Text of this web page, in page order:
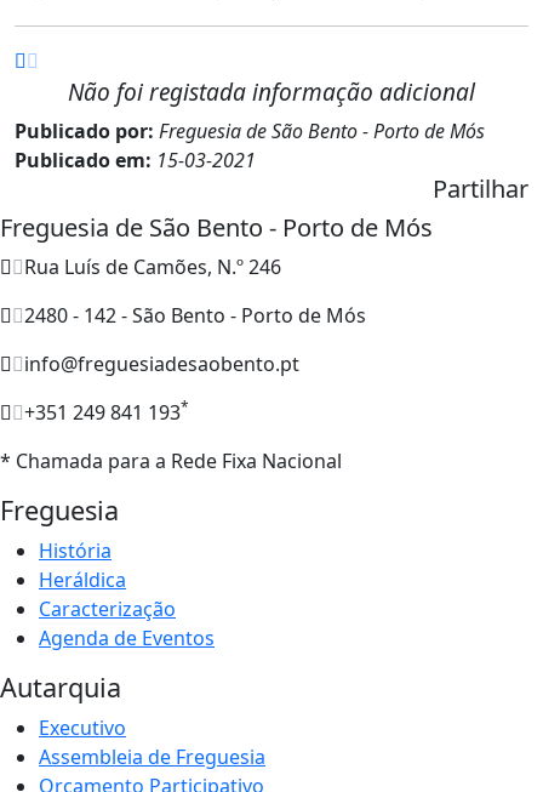
Não foi registada informação adicional
Publicado por: Freguesia de São Bento - Porto de Mós
Publicado em: 15-03-2021
Partilhar
Freguesia de São Bento - Porto de Mós
Rua Luís de Camões, N.º 246
2480 - 142 - São Bento - Porto de Mós
info@freguesiadesaobento.pt
+351 249 841 193*
* Chamada para a Rede Fixa Nacional
Freguesia
História
Heráldica
Caracterização
Agenda de Eventos
Autarquia
Executivo
Assembleia de Freguesia
Orçamento Participativo